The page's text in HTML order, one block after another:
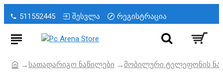
511552445 შესვლა რეგისტრაცია
სათადარიგო ნაწილები მობილური ტელეფონის